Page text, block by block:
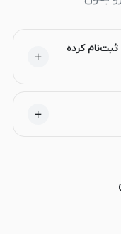
کرده